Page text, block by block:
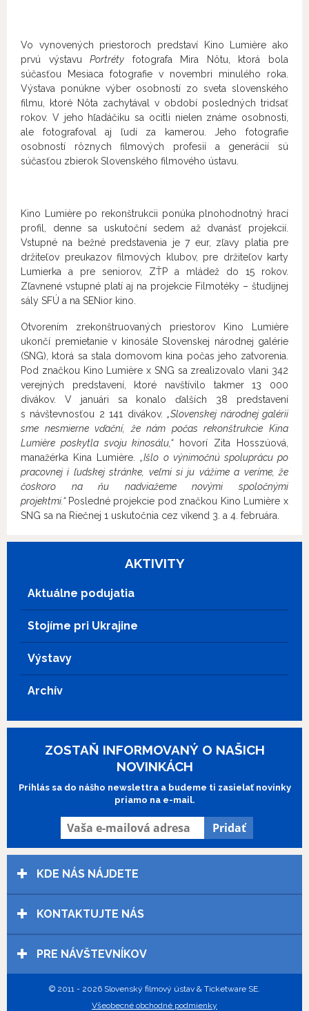
Vo vynovených priestoroch predstaví Kino Lumière ako
prvú výstavuPortréty fotografa Mira Nôtu, ktorá bola
súčasťou Mesiaca fotografie v novembri minulého roka.
Výstava ponúkne výber osobností zo sveta slovenského
filmu, ktoré Nôta zachytával v období posledných tridsať
rokov. V jeho hľadáčiku sa ocitli nielen známe osobnosti,
ale fotografoval aj ľudí za kamerou. Jeho fotografie
osobností rôznych filmových profesií a generácií sú
súčasťou zbierok Slovenského filmového ústavu.
Kino Lumière po rekonštrukcii ponúka plnohodnotný hrací
profil, denne sa uskutoční sedem až dvanásť projekcií.
Vstupné na bežné predstavenia je 7 eur, zľavy platia pre
držiteľov preukazov filmových klubov, pre držiteľov karty
Lumierka a pre seniorov, ZŤP a mládež do 15 rokov.
Zľavnené vstupné platí aj na projekcie Filmotéky – študijnej
sály SFÚ a na SENior kino.
Otvorením zrekonštruovaných priestorov Kino Lumière
ukončí premietanie v kinosále Slovenskej národnej galérie
(SNG), ktorá sa stala domovom kina počas jeho zatvorenia.
Pod značkou Kino Lumière x SNG sa zrealizovalo vlani 342
verejných predstavení, ktoré navštívilo takmer 13 000
divákov. V januári sa konalo ďalších 38 predstavení
s návštevnosťou 2 141 divákov.„Slovenskej národnej galérii
sme nesmierne vďační, že nám počas rekonštrukcie Kina
Lumière poskytla svoju kinosálu,“hovorí Zita Hosszúová,
manažérka Kina Lumière.„Išlo o výnimočnú spoluprácu po
pracovnej i ľudskej stránke, veľmi si ju vážime a veríme, že
čoskoro na ňu nadviažeme novými spoločnými
projektmi.“ Posledné projekcie pod značkou Kino Lumière x
SNG sa na Riečnej 1 uskutočnia cez víkend 3. a 4. februára.
AKTIVITY
Aktuálne podujatia
Stojíme pri Ukrajine
Výstavy
Archív
ZOSTAŇ INFORMOVANÝ O NAŠICH
NOVINKÁCH
Prihlás sa do nášho newslettra a budeme ti zasielať novinky
priamo na e-mail.
KDE NÁS NÁJDETE
KONTAKTUJTE NÁS
PRE NÁVŠTEVNÍKOV
© 2011 - 2026 Slovenský filmový ústav & Ticketware SE.
Všeobecné obchodné podmienky